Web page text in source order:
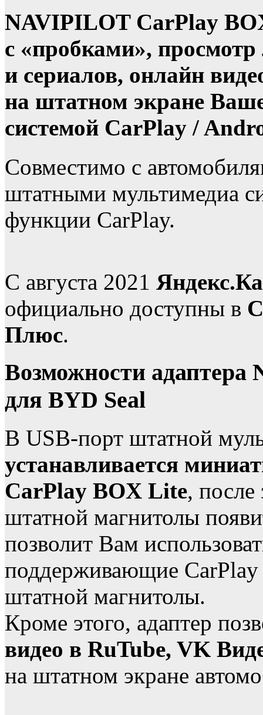
NAVIPILOT CarPlay
с «пробками»,
и сериалов, онлайн
на штатном экране
системой CarPlay /
Совместимо с
штатными мультимедиа
функции CarPlay.
С августа 2021
официально доступны в
Плюс.
Возможности
для BYD Seal
В USB-порт штатной
устанавливается
CarPlay BOX Lite, после
штатной магнитолы
позволит Вам
поддерживающие
штатной магнитолы.
Кроме этого, адаптер
видео в RuTube, VK
на штатном экране